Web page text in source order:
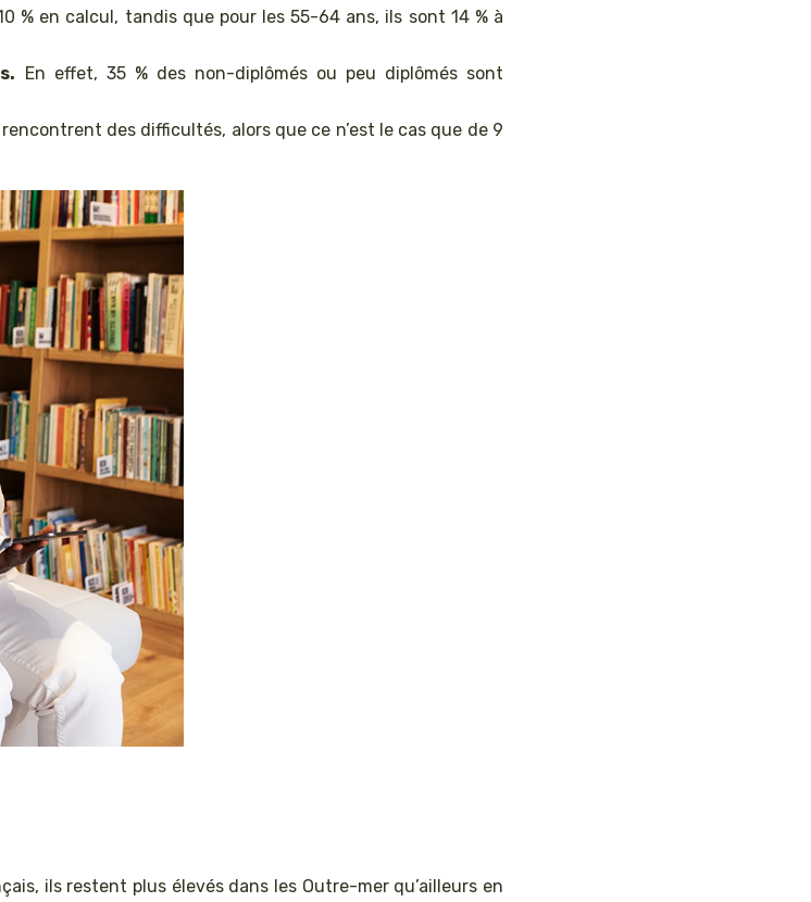
% en calcul, tandis que pour les 55-64 ans, ils sont 14 % à
En effet, 35 % des non-diplômés ou peu diplômés sont
des difficultés, alors que ce n’est le cas que de 9
ils restent plus élevés dans les Outre-mer qu’ailleurs en